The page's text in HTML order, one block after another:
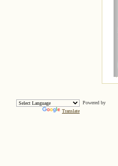
Powered by
Translate